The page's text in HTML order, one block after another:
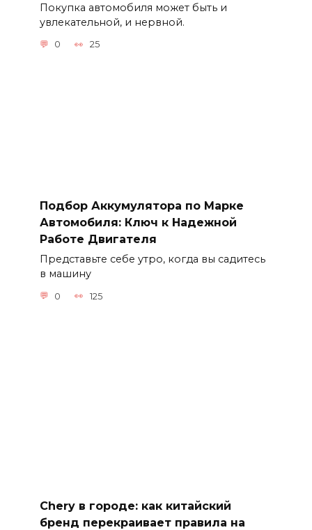
Покупка автомобиля может быть и
увлекательной, и нервной.
0 25
Подбор Аккумулятора по Марке
Автомобиля: Ключ к Надежной
Работе Двигателя
Представьте себе утро, когда вы садитесь
в машину
0 125
Chery в городе: как китайский
бренд перекраивает правила на